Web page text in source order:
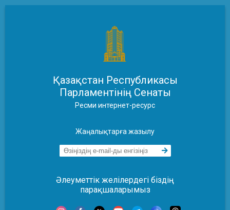
Қазақстан Республикасы
Парламентінің Сенаты
Ресми интернет-ресурс
Жаңалықтарға жазылу
Әлеуметтік желілердегі біздің
парақшаларымыз